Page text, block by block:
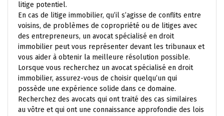
litige potentiel.
En cas de litige immobilier, qu’il s’agisse de conflits entre
voisins, de problèmes de copropriété ou de litiges avec
des entrepreneurs, un avocat spécialisé en droit
immobilier peut vous représenter devant les tribunaux et
vous aider à obtenir la meilleure résolution possible.
Lorsque vous recherchez un avocat spécialisé en droit
immobilier, assurez-vous de choisir quelqu’un qui
possède une expérience solide dans ce domaine.
Recherchez des avocats qui ont traité des cas similaires
au vôtre et qui ont une connaissance approfondie des lois